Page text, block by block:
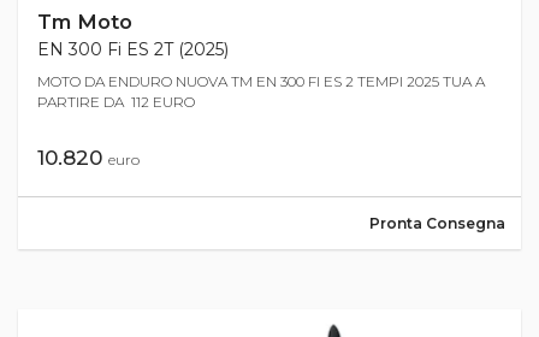
Tm Moto
EN 300 Fi ES 2T (2025)
MOTO DA ENDURO NUOVA TM EN 300 FI ES 2 TEMPI 2025 TUA A
PARTIRE DA 112 EURO
10.820 euro
Pronta Consegna